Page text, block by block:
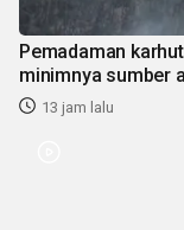
Pemadaman
minimnya sumber
13 jam lalu